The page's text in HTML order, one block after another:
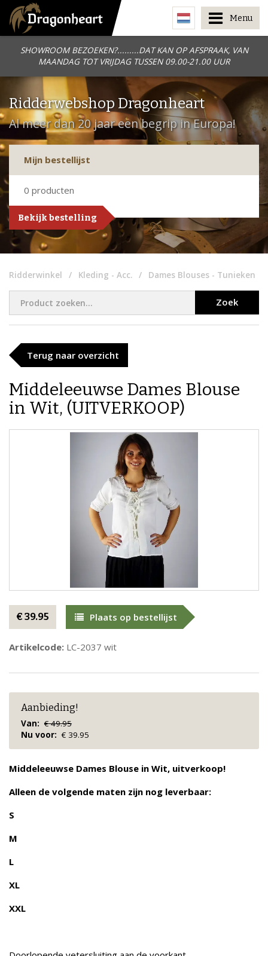
SHOWROOM BEZOEKEN?.........DAT KAN OP AFSPRAAK, VAN
MAANDAG TOT VRIJDAG TUSSEN 09.00-21.00 UUR
Menu
Ridderwebshop Dragonheart
Al meer dan 20 jaar een begrip in Europa!
Mijn bestellijst
0 producten
Bekijk bestelling
Ridderwinkel Kleding - Acc. Dames Blouses - Tunieken
Zoek
Terug naar overzicht
​​Middeleeuwse Dames Blouse​
in Wit, (UITVERKOOP)
€ 39.95 Plaats op bestellijst
Artikelcode: LC-2037 wit
Aanbieding!
Van: € 49.95
Nu voor: € 39.95
Middeleeuwse Dames Blouse in Wit, uitverkoop!
Alleen de volgende maten zijn nog leverbaar:
S
M
L
XL
XXL